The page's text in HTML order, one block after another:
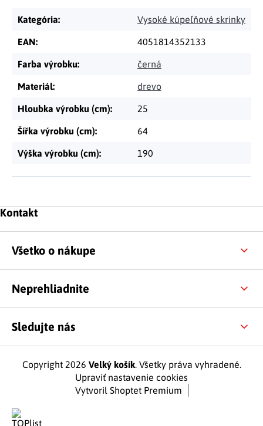
Kategória: Vysoké kúpeľňové skrinky
EAN: 4051814352133
Farba výrobku: černá
Materiál: drevo
Hloubka výrobku (cm): 25
Šířka výrobku (cm): 64
Výška výrobku (cm): 190
Zápätie
Kontakt
Všetko o nákupe
Neprehliadnite
Sledujte nás
Vytvoril Shoptet Premium
Copyright 2026 Velký košík. Všetky práva vyhradené.
Upraviť nastavenie cookies